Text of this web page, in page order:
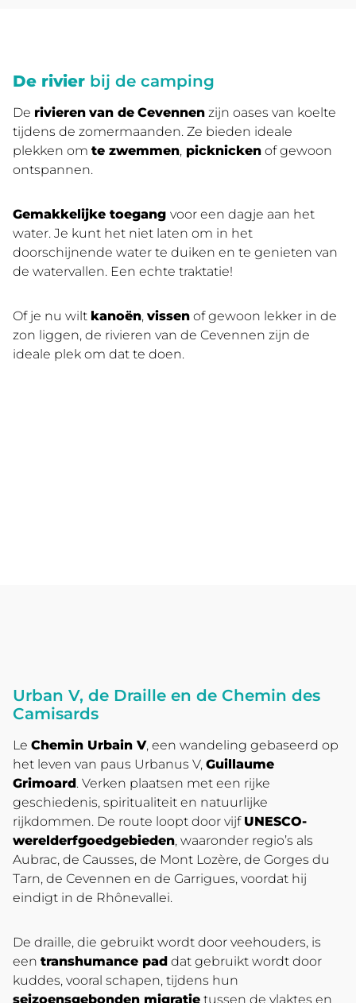
De rivier bij de camping
De rivieren van de Cevennen zijn oases van koelte
tijdens de zomermaanden. Ze bieden ideale
plekken om te zwemmen, picknicken of gewoon
ontspannen.
Gemakkelijke toegang voor een dagje aan het
water. Je kunt het niet laten om in het
doorschijnende water te duiken en te genieten van
de watervallen. Een echte traktatie!
Of je nu wilt kanoën, vissen of gewoon lekker in de
zon liggen, de rivieren van de Cevennen zijn de
ideale plek om dat te doen.
Urban V, de Draille en de Chemin des
Camisards
Le Chemin Urbain V, een wandeling gebaseerd op
het leven van paus Urbanus V, Guillaume
Grimoard. Verken plaatsen met een rijke
geschiedenis, spiritualiteit en natuurlijke
rijkdommen. De route loopt door vijf UNESCO-
werelderfgoedgebieden, waaronder regio’s als
Aubrac, de Causses, de Mont Lozère, de Gorges du
Tarn, de Cevennen en de Garrigues, voordat hij
eindigt in de Rhônevallei.
De draille, die gebruikt wordt door veehouders, is
een transhumance pad dat gebruikt wordt door
kuddes, vooral schapen, tijdens hun
seizoensgebonden migratie tussen de vlaktes en